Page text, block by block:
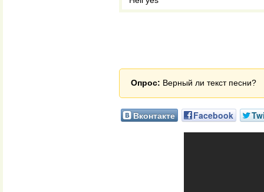
Опрос: Верный ли текст песни?
Вконтакте Facebook